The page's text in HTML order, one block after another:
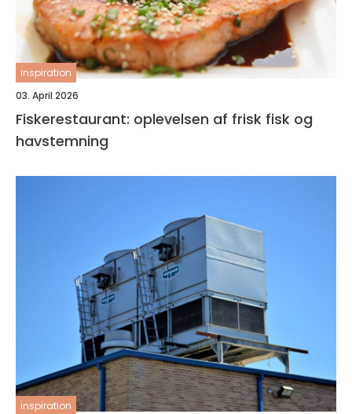
inspiration
03. April 2026
Fiskerestaurant: oplevelsen af frisk fisk og
havstemning
inspiration